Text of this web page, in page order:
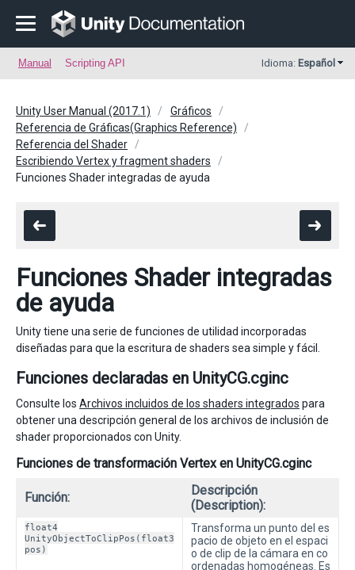
Manual Scripting API Idioma: Español
Unity User Manual (2017.1)
Gráficos
Referencia de Gráficas(Graphics Reference)
Referencia del Shader
Escribiendo Vertex y fragment shaders
Funciones Shader integradas de ayuda
Funciones Shader integradas
de ayuda
Unity tiene una serie de funciones de utilidad incorporadas
diseñadas para que la escritura de shaders sea simple y fácil.
Funciones declaradas en UnityCG.cginc
Consulte los Archivos incluidos de los shaders integrados para
obtener una descripción general de los archivos de inclusión de
shader proporcionados con Unity.
Funciones de transformación Vertex en UnityCG.cginc
Función:
Descripción
(Description):
float4
UnityObjectToClipPos(float3
pos)
Transforma un punto del es
pacio de objeto en el espaci
o de clip de la cámara en co
ordenadas homogéneas. Es